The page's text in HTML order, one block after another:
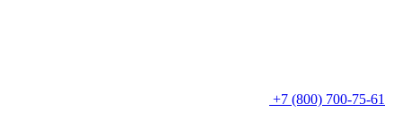
+7 (800) 700-75-61